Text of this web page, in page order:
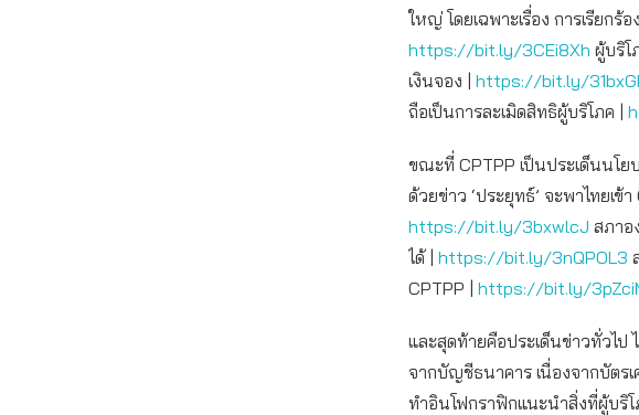
ใหญ่ โดยเฉพาะเรื่อง การเรียกร้
https://bit.ly/3CEi8Xh ผู้บริโ
เงินจอง | https://bit.ly/
ถือเป็นการละเมิดสิทธิผู้บริโภค |
ขณะที่ CPTPP เป็นประเด็นนโ
ด้วยข่าว ‘ประยุทธ์’ จะพาไทยเข้
https://bit.ly/3bxwlcJ สภาอ
ได้ | https://bit.ly/3nQPOL3
CPTPP | https://bit.ly/
และสุดท้ายคือประเด็นข่าวทั่วไป
จากบัญชีธนาคาร เนื่องจากบัตร
ทำอินโฟกราฟิกแนะนำสิ่งที่ผู้บริ